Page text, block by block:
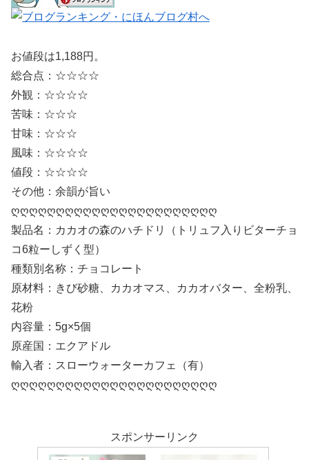
お値段は1,188円。
総合点：☆☆☆☆
外観：☆☆☆☆
苦味：☆☆☆
甘味：☆☆☆
風味：☆☆☆☆
値段：☆☆☆☆
その他：余韻が旨い
ღღღღღღღღღღღღღღღღღღღღღღღ
製品名：カカオの森のハチドリ（トリュフ入りビターチョ
コ6粒ーしずく型）
種類別名称：チョコレート
原材料：きび砂糖、カカオマス、カカオバター、全粉乳、
花粉
内容量：5g×5個
原産国：エクアドル
輸入者：スローウォーターカフェ（有）
ღღღღღღღღღღღღღღღღღღღღღღღ
スポンサーリンク